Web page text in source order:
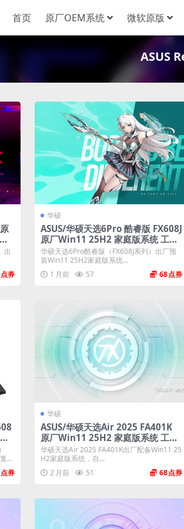
首页 原厂OEM系统 微软原版
ASUS
出
华硕
ASUS/华硕天选6Pro 酷睿版 FX608J
原厂Win11 25H2 家庭版系统 工厂
文件 带ASUS Recovery恢复
华硕天选6Pro酷睿版（FX608J系列）出厂预
装Win11 25H2家庭版系统...
1 月前
57 68
华硕
ASUS/华硕天选Air 2025 FA401K
原厂Win11 25H2 家庭版系统 工厂
文件 带ASUS Recovery恢复
华硕天选Air 2025 FA401K出厂配备Win11 25
H2家庭版系统，自...
2 月前
51 68